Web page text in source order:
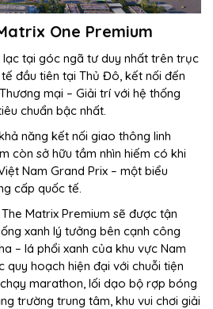
One Premium
tại góc ngã tư duy nhất trên trục
đầu tiên tại Thủ Đô, kết nối đến
mại – Giải trí với hệ thống
chuẩn bậc nhất.
năng kết nối giao thông linh
còn sở hữu tầm nhìn hiếm có khi
Nam Grand Prix – một biểu
cấp quốc tế.
Matrix Premium sẽ được tận
xanh lý tưởng bên cạnh công
– lá phổi xanh của khu vực Nam
quy hoạch hiện đại với chuỗi tiện
marathon, lối dạo bộ rợp bóng
trường trung tâm, khu vui chơi giải